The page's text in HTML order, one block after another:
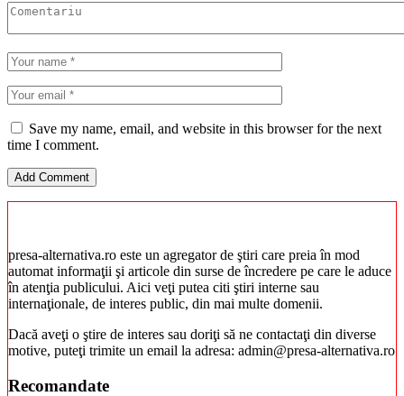
Save my name, email, and website in this browser for the next
time I comment.
presa-alternativa.ro este un agregator de ştiri care preia în mod
automat informaţii şi articole din surse de încredere pe care le aduce
în atenţia publicului. Aici veţi putea citi ştiri interne sau
internaţionale, de interes public, din mai multe domenii.
Dacă aveţi o ştire de interes sau doriţi să ne contactaţi din diverse
motive, puteţi trimite un email la adresa: admin@presa-alternativa.ro
Recomandate